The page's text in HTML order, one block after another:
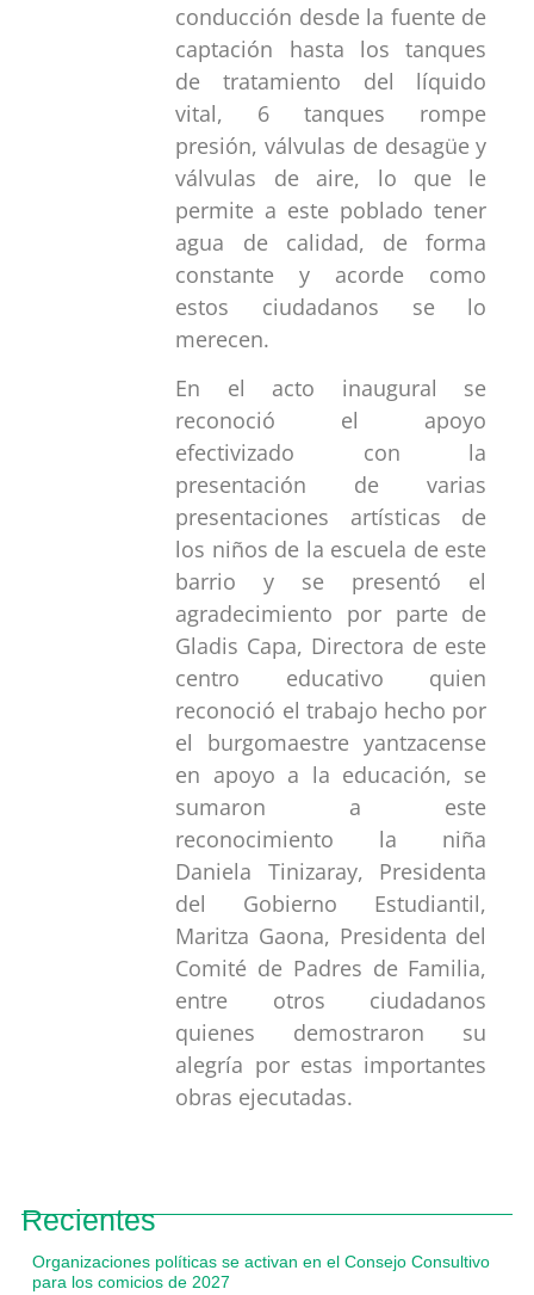
conducción desde la fuente de
captación hasta los tanques
de tratamiento del líquido
vital, 6 tanques rompe
presión, válvulas de desagüe y
válvulas de aire, lo que le
permite a este poblado tener
agua de calidad, de forma
constante y acorde como
estos ciudadanos se lo
merecen.
En el acto inaugural se
reconoció el apoyo
efectivizado con la
presentación de varias
presentaciones artísticas de
los niños de la escuela de este
barrio y se presentó el
agradecimiento por parte de
Gladis Capa, Directora de este
centro educativo quien
reconoció el trabajo hecho por
el burgomaestre yantzacense
en apoyo a la educación, se
sumaron a este
reconocimiento la niña
Daniela Tinizaray, Presidenta
del Gobierno Estudiantil,
Maritza Gaona, Presidenta del
Comité de Padres de Familia,
entre otros ciudadanos
quienes demostraron su
alegría por estas importantes
obras ejecutadas.
Recientes
Organizaciones políticas se activan en el Consejo Consultivo
para los comicios de 2027